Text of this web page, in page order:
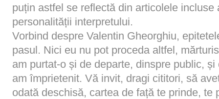
puțin astfel se reflectă din articolele
personalității interpretului.
Vorbind despre Valentin Gheorghiu,
pasul. Nici eu nu pot proceda altfel,
am purtat-o și de departe, dinspre public,
am împrietenit. Vă invit, dragi cititori, să
odată deschisă, cartea de față te prinde, te